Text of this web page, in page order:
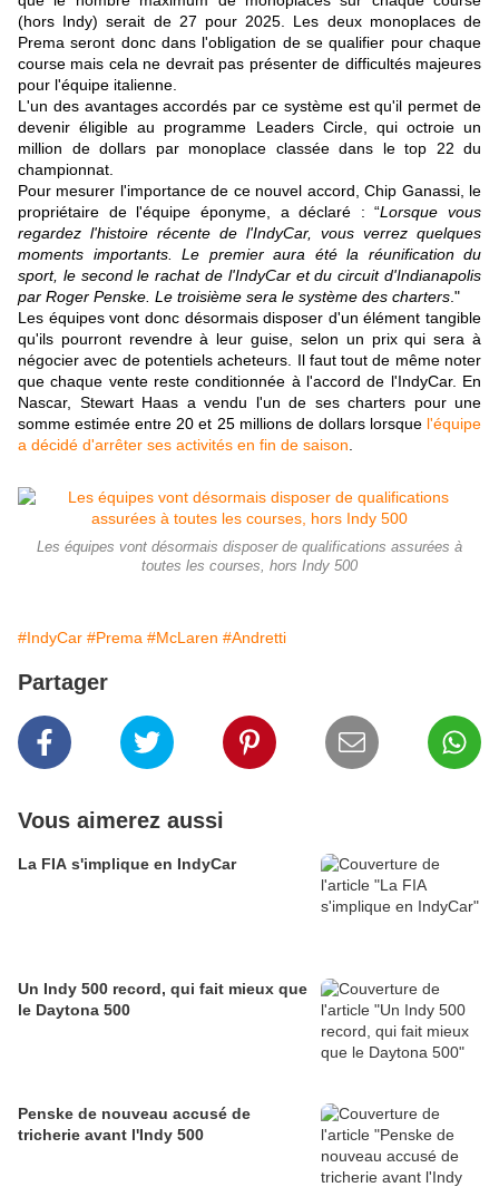
(hors Indy) serait de 27 pour 2025. Les deux monoplaces de
Prema seront donc dans l'obligation de se qualifier pour chaque
course mais cela ne devrait pas présenter de difficultés majeures
pour l'équipe italienne.
L'un des avantages accordés par ce système est qu'il permet de
devenir éligible au programme Leaders Circle, qui octroie un
million de dollars par monoplace classée dans le top 22 du
championnat.
Pour mesurer l'importance de ce nouvel accord, Chip Ganassi, le
propriétaire de l'équipe éponyme, a déclaré : “Lorsque vous
regardez l'histoire récente de l'IndyCar, vous verrez quelques
moments importants. Le premier aura été la réunification du
sport, le second le rachat de l'IndyCar et du circuit d'Indianapolis
par Roger Penske. Le troisième sera le système des charters ."
Les équipes vont donc désormais disposer d'un élément tangible
qu'ils pourront revendre à leur guise, selon un prix qui sera à
négocier avec de potentiels acheteurs. Il faut tout de même noter
que chaque vente reste conditionnée à l'accord de l'IndyCar. En
Nascar, Stewart Haas a vendu l'un de ses charters pour une
somme estimée entre 20 et 25 millions de dollars lorsque l'équipe
a décidé d'arrêter ses activités en fin de saison
Les équipes vont désormais disposer de qualifications assurées à
toutes les courses, hors Indy 500
#IndyCar #Prema #McLaren #Andretti
Partager
Vous aimerez aussi
La FIA s'implique en IndyCar
Un Indy 500 record, qui fait mieux que
le Daytona 500
Penske de nouveau accusé de
tricherie avant l'Indy 500